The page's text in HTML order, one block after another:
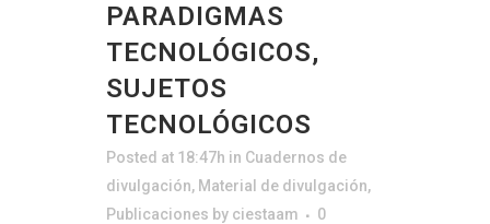
PARADIGMAS
TECNOLÓGICOS,
SUJETOS
TECNOLÓGICOS
Posted at 18:47h in Cuadernos de
divulgación, Material de divulgación,
Publicaciones by ciestaam
0